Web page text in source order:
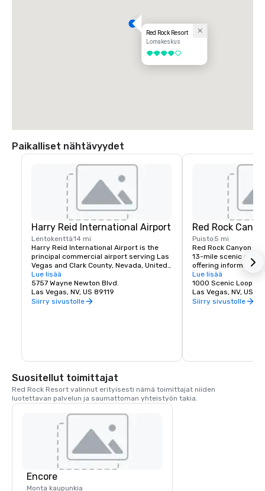
Red Rock Resort
Lomakeskus
4 / 5
Paikalliset nähtävyydet
Harry Reid International Airport
Lentokenttä14 mi
Harry Reid International Airport is the
principal commercial airport serving Las
Vegas and Clark County, Nevada, United
States. The airport is five miles south of
downtown Las Vegas, in the
unincorporated area of Paradise in Clark
County.
Lue lisää
5757 Wayne Newton Blvd.
Las Vegas, NV, US 89119
Siirry sivustolle
Red Rock
Puisto 5 mi
Red Rock Canyon
13-mile scenic
offering information
about recreation
etc.
Lue lisää
1000 Scenic Loop Dr.
Las Vegas, NV, US
Siirry sivustolle
Suositellut toimittajat
Red Rock Resort valinnut erityisesti nämä toimittajat niiden
luotettavan palvelun ja saumattoman yhteistyön takia.
Encore
Monta kaupunkia